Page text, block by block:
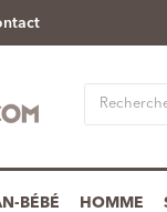
BÉBÉ HOMME